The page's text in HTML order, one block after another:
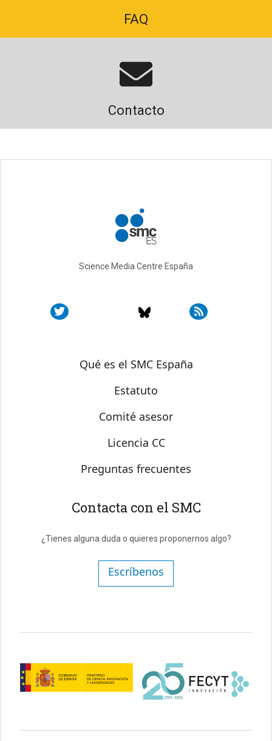
FAQ
Contacto
Science Media Centre España
Sobre SMC España
Qué es el SMC España
Estatuto
Comité asesor
Licencia CC
Preguntas frecuentes
Contacta con el SMC
¿Tienes alguna duda o quieres proponernos algo?
Escríbenos